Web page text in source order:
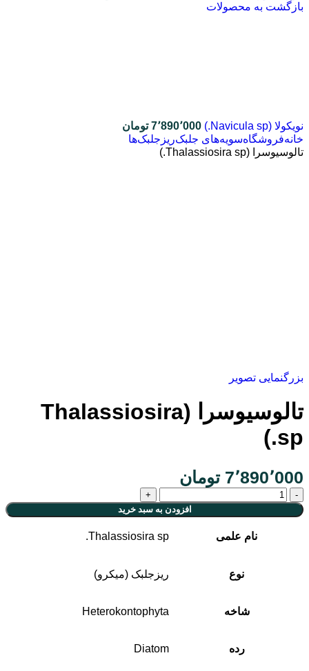
بازگشت به محصولات
نویکولا (Navicula sp.) 7٬890٬000 تومان
خانهفروشگاهسویه‌های جلبکریزجلبک‌ها
تالوسیوسرا (Thalassiosira sp.)
بزرگنمایی تصویر
تالوسیوسرا (Thalassiosira
sp.)
7٬890٬000 تومان
افزودن به سبد خرید
نام علمی Thalassiosira sp.
نوع ریزجلبک (میکرو)
شاخه Heterokontophyta
رده Diatom